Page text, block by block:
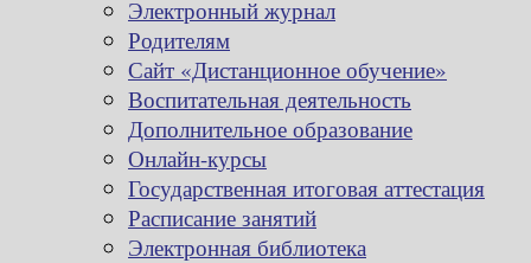
Электронный журнал
Родителям
Сайт «Дистанционное обучение»
Воспитательная деятельность
Дополнительное образование
Онлайн-курсы
Государственная итоговая аттестация
Расписание занятий
Электронная библиотека